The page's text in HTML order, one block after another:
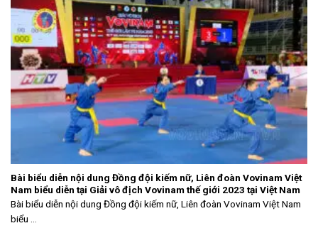
Bài biểu diễn nội dung Đồng đội kiếm nữ, Liên đoàn Vovinam Việt
Nam biểu diễn tại Giải vô địch Vovinam thế giới 2023 tại Việt Nam
Bài biểu diễn nội dung Đồng đội kiếm nữ, Liên đoàn Vovinam Việt Nam
biểu ...